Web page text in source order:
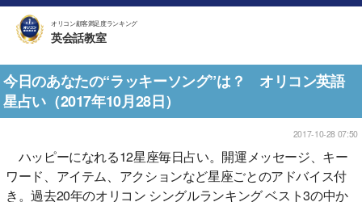
オリコン顧客満足度ランキング
英会話教室
今日のあなたの“ラッキーソング”は？ オリコン英語
星占い（2017年10月28日）
2017-10-28 07:50
ハッピーになれる12星座毎日占い。開運メッセージ、キー
ワード、アイテム、アクションなど星座ごとのアドバイス付
き。過去20年のオリコン シングルランキング ベスト3の中か